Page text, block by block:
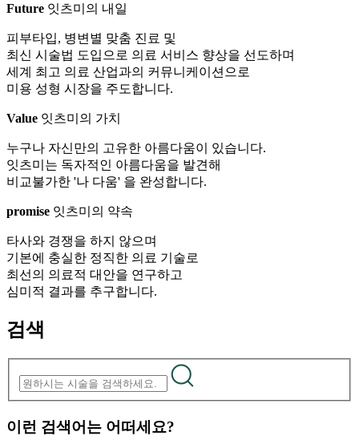
Future 잇츠미의 내일
피부타입, 병변별 맞춤 진료 및
최신 시술법 도입으로 의료 서비스 향상을 선도하며
세계 최고 의료 산업과의 커뮤니케이션으로
미용 성형 시장을 주도합니다.
Value 잇츠미의 가치
누구나 자신만의 고유한 아름다움이 있습니다.
잇츠미는 독자적인 아름다움을 발견해
비교불가한 '나 다움' 을 완성합니다.
promise 잇츠미의 약속
타사와 경쟁을 하지 않으며
기본에 충실한 정직한 의료 기술로
최선의 의료적 대안을 연구하고
심미적 결과를 추구합니다.
검색
이런 검색어는 어떠세요?